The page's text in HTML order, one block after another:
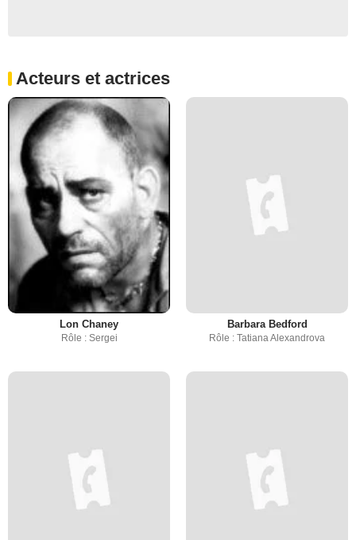
Acteurs et actrices
Lon Chaney
Rôle : Sergei
Barbara Bedford
Rôle : Tatiana Alexandrova